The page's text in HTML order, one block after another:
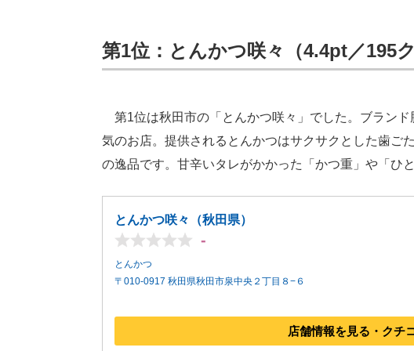
第1位：とんかつ咲々（4.4pt／195
第1位は秋田市の「とんかつ咲々」でした。ブランド
気のお店。提供されるとんかつはサクサクとした歯ご
の逸品です。甘辛いタレがかかった「かつ重」や「ひ
とんかつ咲々（秋田県）
-
とんかつ
〒010-0917 秋田県秋田市泉中央２丁目８−６
店舗情報を見る・クチ